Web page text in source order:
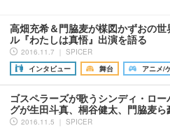
高畑充希＆門脇麦が楳図かずおの
ル『わたしは真悟』出演を語る
2016.11.7 ｜ SPICER
インタビュー
舞台 アニメ/
ゴスペラーズが歌うシンディ・ロ
グが生田斗真、桐谷健太、門脇麦
2016.11.5 ｜ SPICER